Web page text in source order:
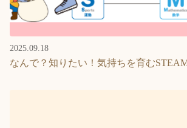
2025.09.18
なんで？知りたい！気持ちを育む